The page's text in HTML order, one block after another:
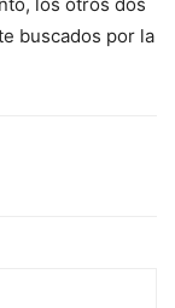
buscados por la